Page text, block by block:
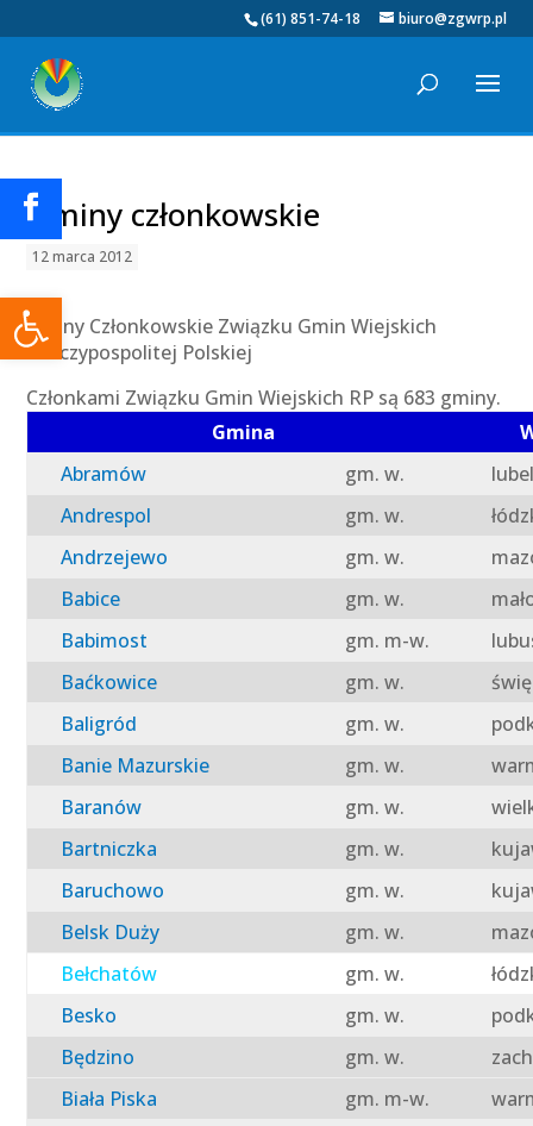
Otwórz pasek narzędzi
(61) 851-74-18 biuro@zgwrp.pl
Gminy członkowskie
12 marca 2012
Gminy Członkowskie Związku Gmin Wiejskich
Rzeczypospolitej Polskiej
Członkami Związku Gmin Wiejskich RP są 683 gminy.
Gmina
Abramów
gm. w.
Andrespol
gm. w.
Andrzejewo
gm. w.
Babice
gm. w.
Babimost
gm. m-w.
Baćkowice
gm. w.
Baligród
gm. w.
Banie Mazurskie
gm. w.
Baranów
gm. w.
Bartniczka
gm. w.
Baruchowo
gm. w.
Belsk Duży
gm. w.
Bełchatów
gm. w.
Besko
gm. w.
Będzino
gm. w.
Biała Piska
gm. m-w.